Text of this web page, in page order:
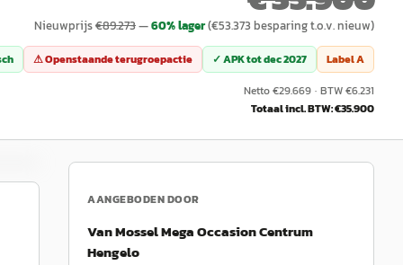
Nieuwprijs€89.273—60% lager(€53.373 besparing t.o.v. nieuw)
⚠ Openstaande terugroepactie ✓ APK totdec 2027 LabelA
Netto €29.669 · BTW €6.231
Totaal incl. BTW: €35.900
AANGEBODEN DOOR
Van Mossel Mega Occasion Centrum
Hengelo